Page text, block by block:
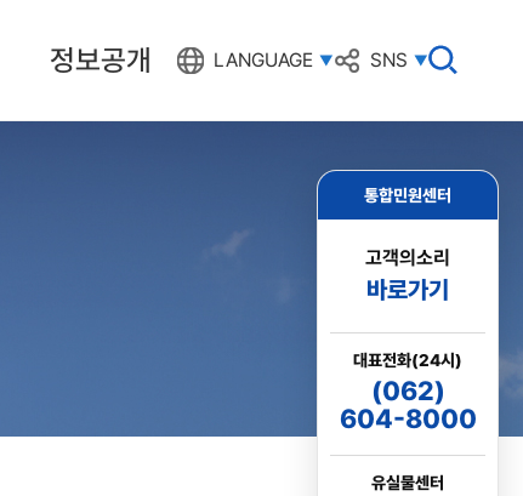
정보공개 LANGUAGE SNS
검
색
열
통합민원센터
고객의소리
바로가기
대표전화(24시)
(062)
604-8000
유실물센터